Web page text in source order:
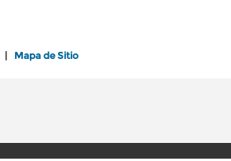
Mapa de Sitio